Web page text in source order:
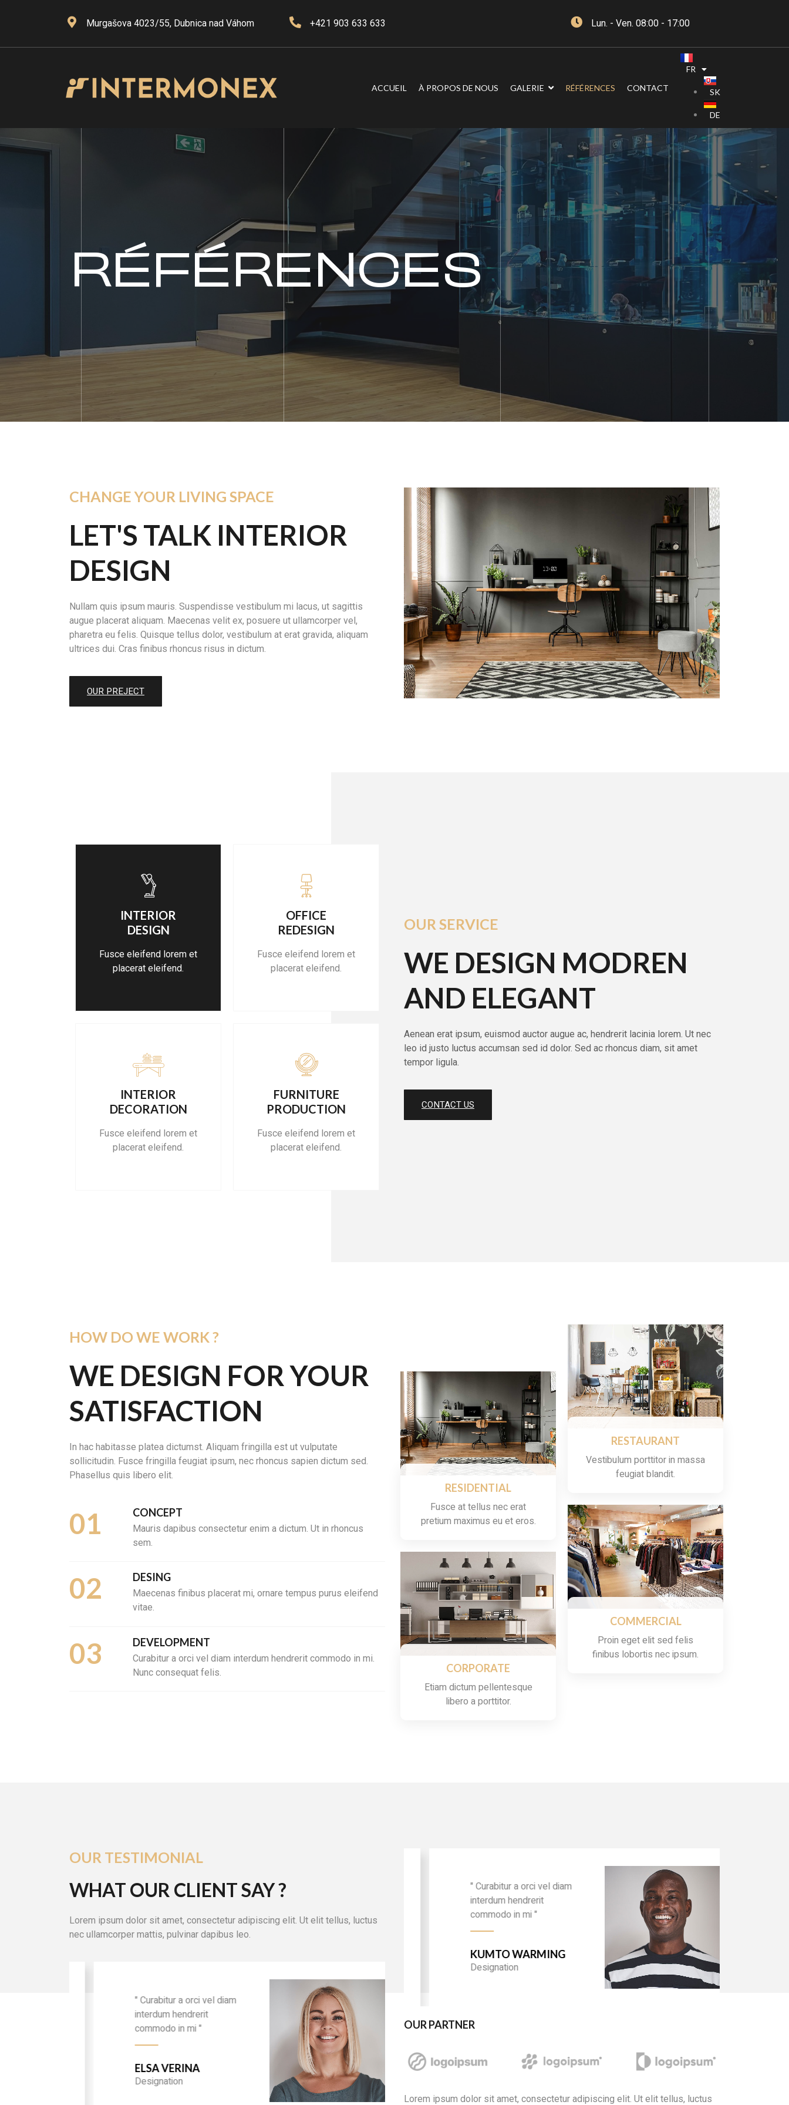
Murgašova 4023/55, Dubnica nad Váhom +421 903 633 633 Lun. - Ven. 08:00 - 17:00
ACCUEIL À PROPOS DE NOUS GALERIE RÉFÉRENCES CONTACT
FR
SK
DE
RÉFÉRENCES
CHANGE YOUR LIVING SPACE
LET'S TALK INTERIOR
DESIGN
Nullam quis ipsum mauris. Suspendisse vestibulum mi lacus, ut sagittis
augue placerat aliquam. Maecenas velit ex, posuere ut ullamcorper vel,
pharetra eu felis. Quisque tellus dolor, vestibulum at erat gravida, aliquam
ultrices dui. Cras finibus rhoncus risus in dictum.
OUR PREJECT
INTERIOR
DESIGN
Fusce eleifend lorem et
placerat eleifend.
INTERIOR
DECORATION
Fusce eleifend lorem et
placerat eleifend.
OFFICE
REDESIGN
Fusce eleifend lorem et
placerat eleifend.
FURNITURE
PRODUCTION
Fusce eleifend lorem et
placerat eleifend.
OUR SERVICE
WE DESIGN MODREN
AND ELEGANT
Aenean erat ipsum, euismod auctor augue ac, hendrerit lacinia lorem. Ut nec
leo id justo luctus accumsan sed id dolor. Sed ac rhoncus diam, sit amet
tempor ligula.
CONTACT US
HOW DO WE WORK ?
WE DESIGN FOR YOUR
SATISFACTION
In hac habitasse platea dictumst. Aliquam fringilla est ut vulputate
sollicitudin. Fusce fringilla feugiat ipsum, nec rhoncus sapien dictum sed.
Phasellus quis libero elit.
01 CONCEPT
Mauris dapibus consectetur enim a dictum. Ut in rhoncus
sem.
02 DESING
Maecenas finibus placerat mi, ornare tempus purus eleifend
vitae.
03 DEVELOPMENT
Curabitur a orci vel diam interdum hendrerit commodo in mi.
Nunc consequat felis.
RESIDENTIAL
Fusce at tellus nec erat
pretium maximus eu et eros.
CORPORATE
Etiam dictum pellentesque
libero a porttitor.
RESTAURANT
Vestibulum porttitor in massa
feugiat blandit.
COMMERCIAL
Proin eget elit sed felis
finibus lobortis nec ipsum.
OUR TESTIMONIAL
WHAT OUR CLIENT SAY ?
Lorem ipsum dolor sit amet, consectetur adipiscing elit. Ut elit tellus, luctus
nec ullamcorper mattis, pulvinar dapibus leo.
" Curabitur a orci vel diam
interdum hendrerit
commodo in mi "
ELSA VERINA
Designation
commodo in mi "
WIDHI YUGO
" Curabitur a orci vel diam
interdum hendrerit
commodo in mi "
" Curabitur a orci vel diam
interdum hendrerit
commodo in mi "
KUMTO WARMING
Designation
OUR PARTNER
Lorem ipsum dolor sit amet, consectetur adipiscing elit. Ut elit tellus, luctus